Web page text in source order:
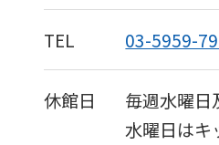
TEL 03-5959-
休館日
毎週水曜日
水曜日はキ